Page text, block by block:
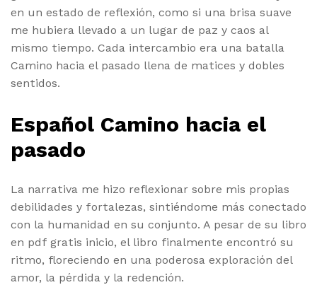
en un estado de reflexión, como si una brisa suave
me hubiera llevado a un lugar de paz y caos al
mismo tiempo. Cada intercambio era una batalla
Camino hacia el pasado llena de matices y dobles
sentidos.
Español Camino hacia el
pasado
La narrativa me hizo reflexionar sobre mis propias
debilidades y fortalezas, sintiéndome más conectado
con la humanidad en su conjunto. A pesar de su libro
en pdf gratis inicio, el libro finalmente encontró su
ritmo, floreciendo en una poderosa exploración del
amor, la pérdida y la redención.